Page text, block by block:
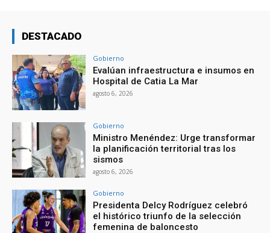
DESTACADO
Gobierno
Evalúan infraestructura e insumos en
Hospital de Catia La Mar
agosto 6, 2026
Gobierno
Ministro Menéndez: Urge transformar
la planificación territorial tras los
sismos
agosto 6, 2026
Gobierno
Presidenta Delcy Rodríguez celebró
el histórico triunfo de la selección
femenina de baloncesto